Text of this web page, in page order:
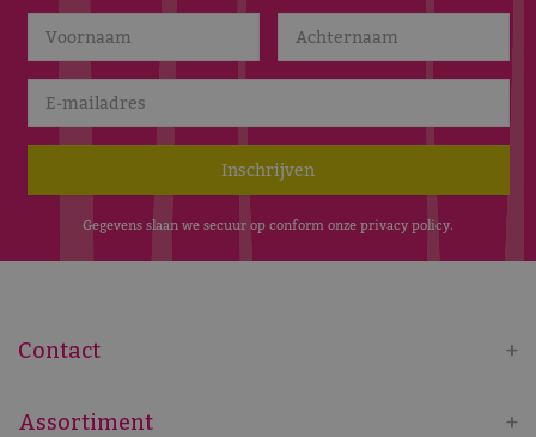
Gegevens slaan we secuur op conform onze privacy policy.
Contact
Assortiment